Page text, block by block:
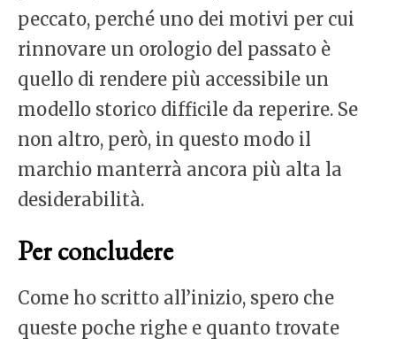
peccato, perché uno dei motivi per cui
rinnovare un orologio del passato è
quello di rendere più accessibile un
modello storico difficile da reperire. Se
non altro, però, in questo modo il
marchio manterrà ancora più alta la
desiderabilità.
Per concludere
Come ho scritto all’inizio, spero che
queste poche righe e quanto trovate